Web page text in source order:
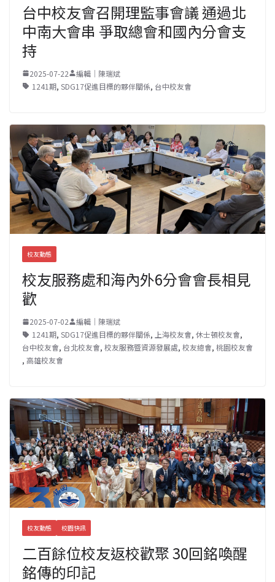
台中校友會召開理監事會議 通過北
中南大會串 爭取總會和國內分會支
持
2025-07-22
編輯｜陳瑞斌
1241期, SDG17促進目標的夥伴關係, 台中校友會
校友動態
校友服務處和海內外6分會會長相見
歡
2025-07-02
編輯｜陳瑞斌
1241期, SDG17促進目標的夥伴關係, 上海校友會, 休士頓校友會,
台中校友會, 台北校友會, 校友服務暨資源發展處, 校友總會, 桃園校友會
, 高雄校友會
校友動態 校園快訊
二百餘位校友返校歡聚 30回銘喚醒
銘傳的印記